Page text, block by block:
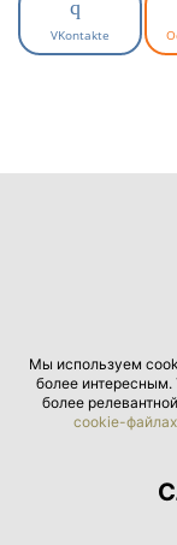
VKontakte
Мы используем
более
более
cookie-файлах